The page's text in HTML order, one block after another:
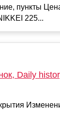
пункты
225...
Daily